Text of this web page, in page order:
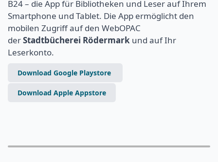
B24 – die App für Bibliotheken und Leser auf Ihrem
Smartphone und Tablet. Die App ermöglicht den
mobilen Zugriff auf den WebOPAC
derStadtbücherei Rödermark und auf Ihr
Leserkonto.
Download Google Playstore
Download Apple Appstore